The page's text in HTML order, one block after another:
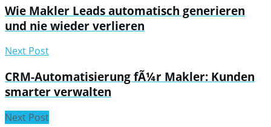
Wie Makler Leads automatisch generieren
und nie wieder verlieren
Next Post
CRM-Automatisierung fÃ¼r Makler: Kunden
smarter verwalten
Next Post